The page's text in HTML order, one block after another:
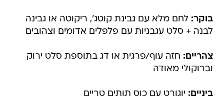
בוקר: לחם מלא עם גבינת קוטג', ריקוטה או גבינה
לבנה + סלט עגבניות עם פלפלים אדומים וצהובים
צהריים: חזה עוף/פרגית או דג בתוספת סלט ירוק
וברוקולי מאודה
ביניים: יוגורט עם כוס תותים טריים